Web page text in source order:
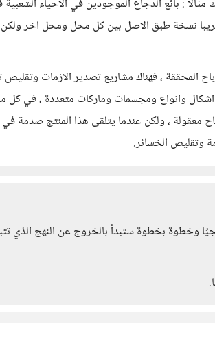
: بائع الدجاع الموجودين في الاحياء الشعبية
نسخة طبق الاصل بين كل محل ومحل اخر
المحققة ، فهناك مشاريع تصدير الازمات وتقليص
وانواع ومجسمات وماركات متعددة ، في كل
معقولة ، ولكن عندما يتلقى هذا المنتج صدمة
وتقليص الخسائر.
وخطوة بخطوة ستبدأ بالخروج عن النهج الذي